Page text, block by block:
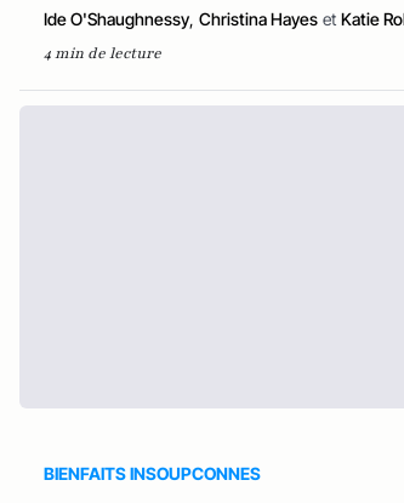
Ide O'Shaughnessy, Christina Hayes et Katie
4 min de lecture
BIENFAITS INSOUPCONNES